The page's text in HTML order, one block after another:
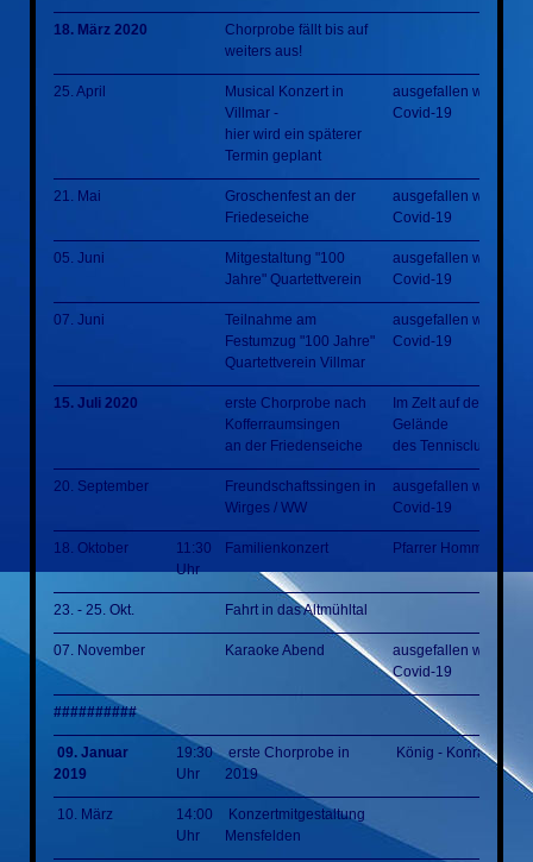
18. März 2020
Chorprobe fällt bis auf
weiters aus!
25. April
Musical Konzert in
Villmar -
hier wird ein späterer
Termin geplant
ausgefallen wegen
Covid-19
21. Mai
Groschenfest an der
Friedeseiche
ausgefallen wegen
Covid-19
05. Juni
Mitgestaltung "100
Jahre" Quartettverein
ausgefallen wegen
Covid-19
07. Juni
Teilnahme am
Festumzug "100 Jahre"
Quartettverein Villmar
ausgefallen wegen
Covid-19
15. Juli 2020
erste Chorprobe nach
Kofferraumsingen
an der Friedenseiche
Im Zelt auf dem
Gelände
des Tennisclubs
20. September
Freundschaftssingen in
Wirges / WW
ausgefallen wegen
Covid-19
18. Oktober
11:30
Uhr
Familienkonzert Pfarrer Homm Park
23. - 25. Okt. Fahrt in das Altmühltal
07. November Karaoke Abend
ausgefallen wegen
Covid-19
##########
09. Januar
2019
19:30
Uhr
erste Chorprobe in
2019
König - Konrad -
10. März
14:00
Uhr
Konzertmitgestaltung
Mensfelden